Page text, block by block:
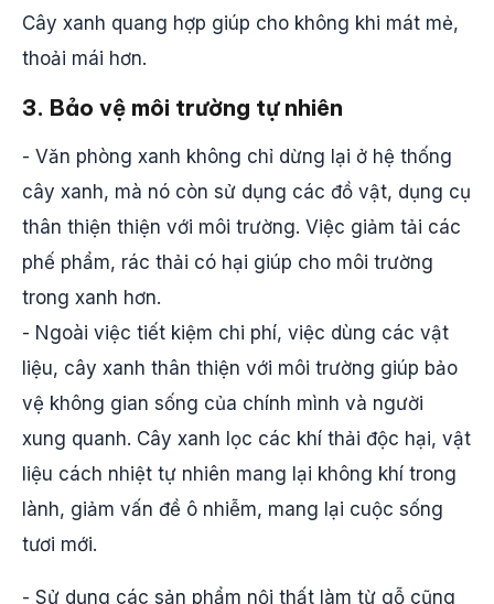
Cây xanh quang hợp giúp cho không khi mát mẻ,
thoải mái hơn.
3. Bảo vệ môi trường tự nhiên
- Văn phòng xanh không chỉ dừng lại ở hệ thống
cây xanh, mà nó còn sử dụng các đồ vật, dụng cụ
thân thiện thiện với môi trường. Việc giảm tải các
phế phẩm, rác thải có hại giúp cho môi trường
trong xanh hơn.
- Ngoài việc tiết kiệm chi phí, việc dùng các vật
liệu, cây xanh thân thiện với môi trường giúp bảo
vệ không gian sống của chính mình và người
xung quanh. Cây xanh lọc các khí thải độc hại, vật
liệu cách nhiệt tự nhiên mang lại không khí trong
lành, giảm vấn đề ô nhiễm, mang lại cuộc sống
tươi mới.
- Sử dụng các sản phẩm nội thất làm từ gỗ cũng